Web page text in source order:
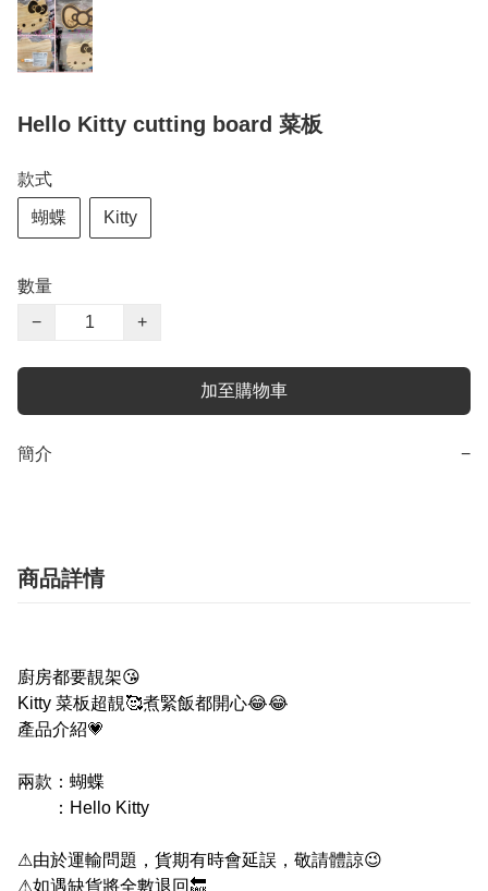
Hello Kitty cutting board 菜板
款式
蝴蝶 Kitty
數量
−
+
加至購物車
簡介 −
商品詳情
廚房都要靚架😘
Kitty 菜板超靚🥰煮緊飯都開心😂😂
產品介紹💗
兩款：蝴蝶
： Hello Kitty
⚠由於運輸問題，貨期有時會延誤，敬請體諒😉
⚠如遇缺貨將全數退回 🔙